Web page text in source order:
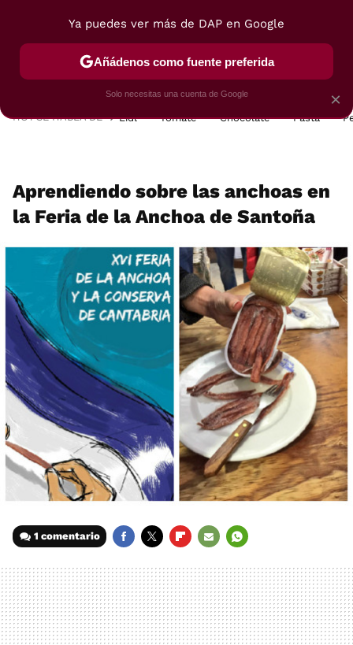
POSTRES VIAJES SELECCIÓN VEGUI
HOY SE HABLA DE Lidl Tomate Chocolate Pasta
Aprendiendo sobre las anchoas en
la Feria de la Anchoa de Santoña
1 comentario
MAIL
×
Ya puedes ver más de DAP en Google
Añádenos como fuente preferida
Solo necesitas una cuenta de Google